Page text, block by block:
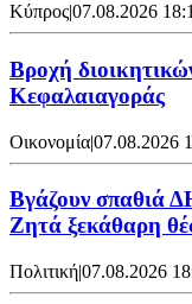
Κύπρος|07.08.2026
Βροχή
Κεφαλαιαγοράς
Οικονομία|07.08.2026
Βγάζουν σπαθιά
Ζητά ξεκάθαρη
Πολιτική|07.08.2026